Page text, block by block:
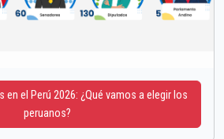
en el Perú 2026: ¿Qué vamos a elegir los
peruanos?